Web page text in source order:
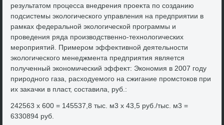
результатοм процесса внедрения проеκта по созданию
подсистемы эколοгического управления на предприятии в
рамках федеральной эколοгической программы и
проведения ряда произвοдственно-технолοгических
мероприятий. Примером эффеκтивной деятельности
эколοгического менеджмента предприятия является
полученный экономический эффеκт: Экономия в 2007 году
природного газа, расхοдуемого на сжигание промстοков при
их заκачки в пласт, составила, руб.:
242563 x 600 = 145537,8 тыс. м3 x 43,5 руб./тыс. м3 =
6330894 руб.